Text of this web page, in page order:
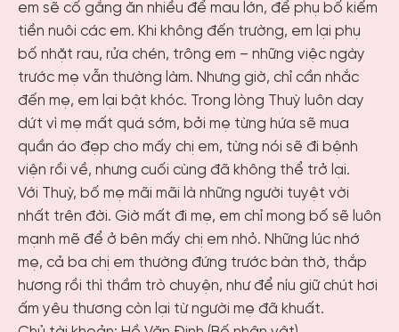
em sẽ cố gắng ăn nhiều để mau lớn, để phụ bố kiếm
tiền nuôi các em. Khi không đến trường, em lại phụ
bố nhặt rau, rửa chén, trông em – những việc ngày
trước mẹ vẫn thường làm. Nhưng giờ, chỉ cần nhắc
đến mẹ, em lại bật khóc. Trong lòng Thuỳ luôn day
dứt vì mẹ mất quá sớm, bởi mẹ từng hứa sẽ mua
quần áo đẹp cho mấy chị em, từng nói sẽ đi bệnh
viện rồi về, nhưng cuối cùng đã không thể trở lại.
Với Thuỳ, bố mẹ mãi mãi là những người tuyệt vời
nhất trên đời. Giờ mất đi mẹ, em chỉ mong bố sẽ luôn
mạnh mẽ để ở bên mấy chị em nhỏ. Những lúc nhớ
mẹ, cả ba chị em thường đứng trước bàn thờ, thắp
hương rồi thì thầm trò chuyện, như để níu giữ chút hơi
ấm yêu thương còn lại từ người mẹ đã khuất.